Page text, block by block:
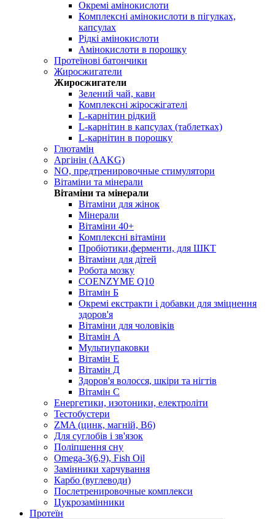
Окремі амінокислоти
Комплексні амінокислоти в пігулках,
капсулах
Рідкі амінокислоти
Амінокислоти в порошку
Протеїнові батончики
Жиросжигатели
Жиросжигатели
Зелений чай, кави
Комплексні жіросжігателі
L-карнітин рідкий
L-карнітин в капсулах (таблетках)
L-карнітин в порошку
Глютамін
Аргінін (AAKG)
NO, предтренировочные стимулятори
Вітаміни та мінерали
Вітаміни та мінерали
Вітаміни для жінок
Мінерали
Вітаміни 40+
Комплексні вітаміни
Пробіотики,ферменти, для ШКТ
Вітаміни для дітей
Робота мозку
COENZYME Q10
Вітамін Б
Окремі екстракти і добавки для зміцнення
здоров'я
Вітаміни для чоловіків
Вітамін А
Мультиупаковки
Вітамін Е
Вітамін Д
Здоров'я волосся, шкіри та нігтів
Вітамін С
Енергетики, изотоники, електроліти
Тестобустери
ZMA (цинк, магній, В6)
Для суглобів і зв'язок
Поліпшення сну
Omega-3(6,9), Fish Oil
Замінники харчування
Карбо (вуглеводи)
Послетренировочные комплекси
Цукрозамінники
Протеїн